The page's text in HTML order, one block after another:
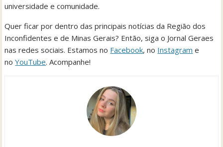
universidade e comunidade.
Quer ficar por dentro das principais notícias da Região dos
Inconfidentes e de Minas Gerais? Então, siga o Jornal Geraes
nas redes sociais. Estamos no Facebook, no Instagram e
noYouTube. Acompanhe!